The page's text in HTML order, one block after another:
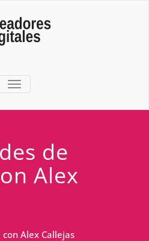
TOGGLE NAVIGATION
de
Alex
Alex Callejas